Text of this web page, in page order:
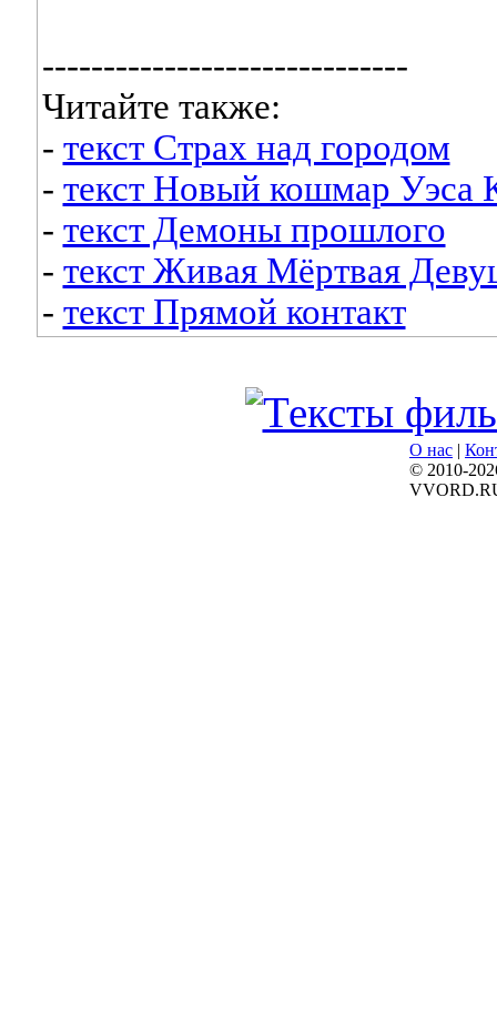
------------------------------
Читайте также:
- текст Страх над городом
- текст Новый кошмар Уэса
- текст Демоны прошлого
- текст Живая Мёртвая
- текст Прямой контакт
О нас |
© 2010-